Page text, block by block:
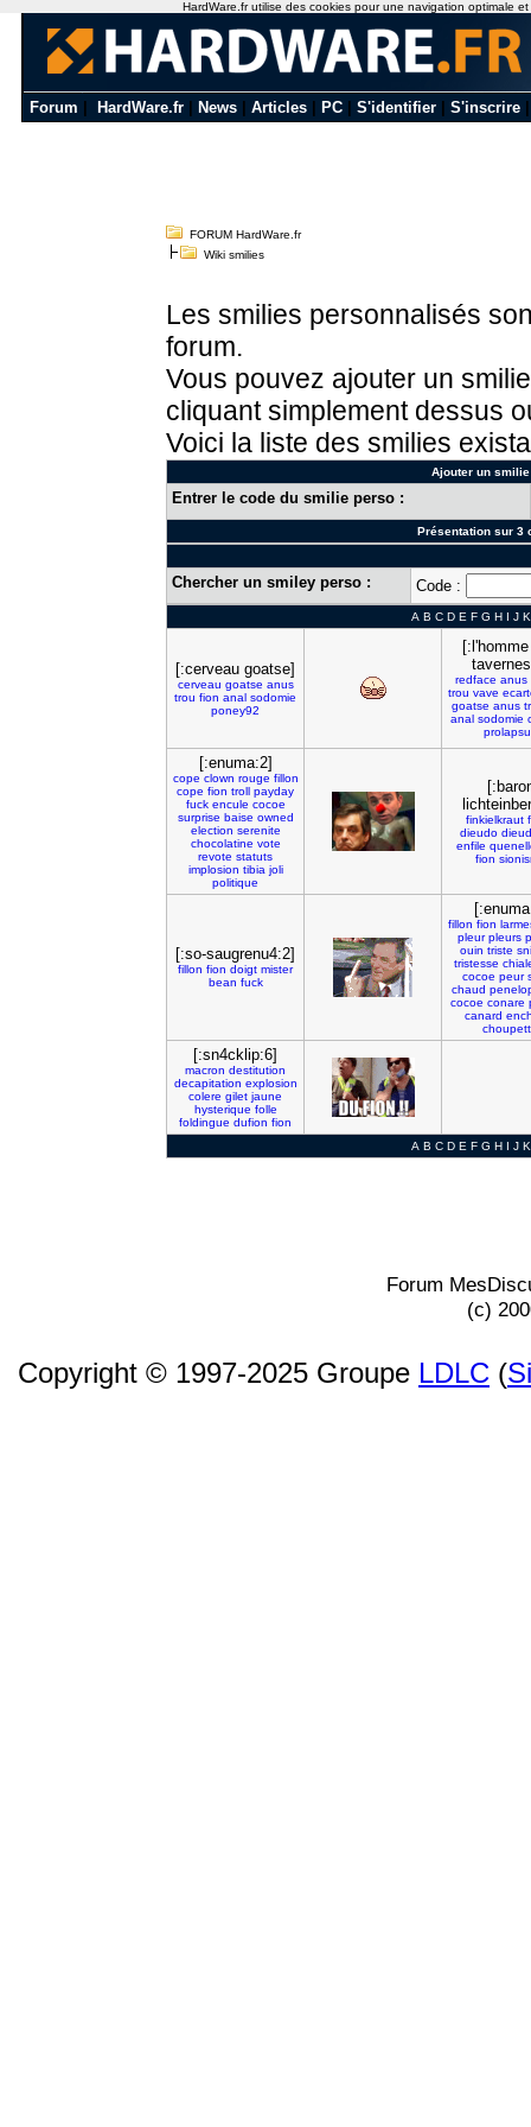
Forum HardWare.fr News Articles PC S'identifier S'inscrire
FORUM HardWare.fr
Wiki smilies
Les smilies personnalisés
forum.
Vous pouvez ajouter un
cliquant simplement dessus
Voici la liste des smilies
Ajouter un
Entrer le code du smilie perso :
Présentation sur 3
Chercher un smiley perso : Code :
A B C D E F G H I J K
[:cerveau goatse]
cerveau goatse anus
trou fion anal sodomie
poney92
redface anus
trou vave
goatse anus
anal sodomie
[:enuma:2]
cope clown rouge fillon
cope fion troll payday
fuck encule cocoe
surprise baise owned
election serenite
chocolatine vote
revote statuts
implosion tibia joli
politique
finkielkraut
dieudo
enfile
fion
[:so-saugrenu4:2]
fillon fion doigt mister
bean fuck
fillon fion
pleur pleurs
ouin triste
tristesse
cocoe peur
chaud
cocoe conare
canard
[:sn4cklip:6]
macron destitution
decapitation explosion
colere gilet jaune
hysterique folle
foldingue dufion fion
A B C D E F G H I J K
Forum
(c)
Copyright © 1997-2025 Groupe LDLC (
HardWare.fr utilise des cookies pour une navigation optimale